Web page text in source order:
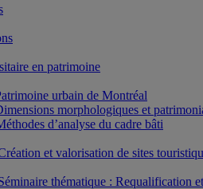
en patrimoine
urbain de Montréal
morphologiques et
d’analyse du cadre bâti
et valorisation de sites
thématique : Requalification